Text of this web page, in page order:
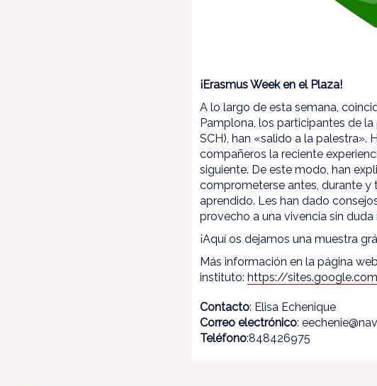
¡Erasmus Week en el Plaza!
A lo largo de esta semana,
Pamplona, los participantes de
SCH), han «salido a la palestra».
compañeros la reciente
siguiente. De este modo, han
comprometerse antes, durante y
aprendido. Les han dado
provecho a una vivencia sin
¡Aquí os dejamos una muestra
Más información en la página
instituto: https://
Contacto: Elisa Echenique
Correo electrónico:
Teléfono:848426975